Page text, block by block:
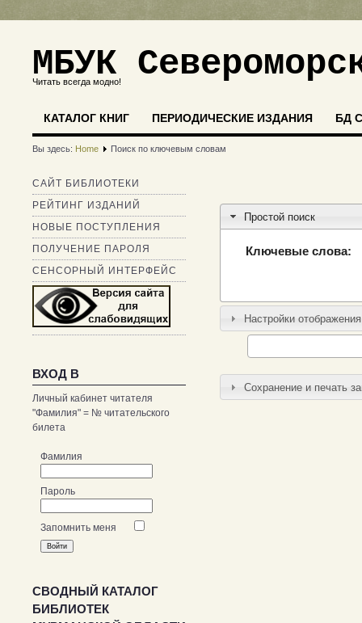
МБУК
Читать всегда модно!
КАТАЛОГ КНИГ ПЕРИОДИЧЕСКИЕ ИЗДАНИЯ БД
Вы здесь: Home Поиск по ключевым словам
САЙТ БИБЛИОТЕКИ
РЕЙТИНГ ИЗДАНИЙ
НОВЫЕ ПОСТУПЛЕНИЯ
ПОЛУЧЕНИЕ ПАРОЛЯ
СЕНСОРНЫЙ ИНТЕРФЕЙС
ВХОД В
Личный кабинет читателя
"Фамилия" = № читательского
билета
Фамилия
Пароль
Запомнить меня
СВОДНЫЙ КАТАЛОГ
БИБЛИОТЕК
Простой поиск
Ключевые слова:
Настройки
Сохранение и печать